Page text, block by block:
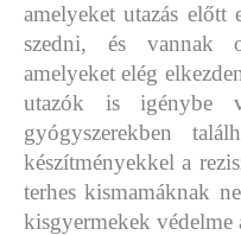
amelyeket utazás
szedni, és vannak
amelyeket elég
utazók is igénybe
gyógyszerekben
készítményekkel a
terhes kismamáknak
kisgyermekek védelme